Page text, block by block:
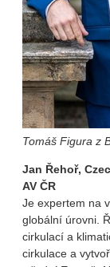
Tomáš Figura z
Jan Řehoř,
AV ČR
Je expertem na
globální úrovni.
cirkulací a
cirkulace a